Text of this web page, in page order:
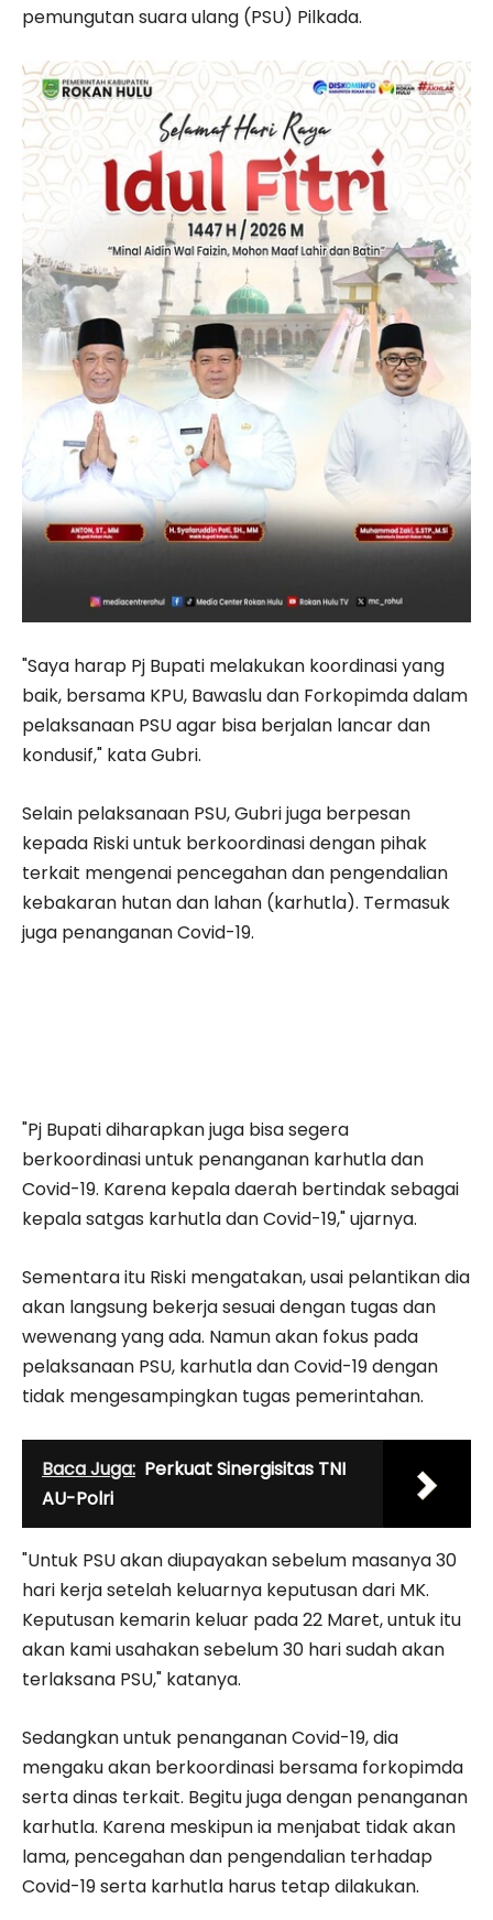
pemungutan suara ulang (PSU) Pilkada.
"Saya harap Pj Bupati melakukan koordinasi yang
baik, bersama KPU, Bawaslu dan Forkopimda dalam
pelaksanaan PSU agar bisa berjalan lancar dan
kondusif," kata Gubri.
Selain pelaksanaan PSU, Gubri juga berpesan
kepada Riski untuk berkoordinasi dengan pihak
terkait mengenai pencegahan dan pengendalian
kebakaran hutan dan lahan (karhutla). Termasuk
juga penanganan Covid-19.
"Pj Bupati diharapkan juga bisa segera
berkoordinasi untuk penanganan karhutla dan
Covid-19. Karena kepala daerah bertindak sebagai
kepala satgas karhutla dan Covid-19," ujarnya.
Sementara itu Riski mengatakan, usai pelantikan dia
akan langsung bekerja sesuai dengan tugas dan
wewenang yang ada. Namun akan fokus pada
pelaksanaan PSU, karhutla dan Covid-19 dengan
tidak mengesampingkan tugas pemerintahan.
Baca Juga: Perkuat Sinergisitas TNI
AU-Polri
"Untuk PSU akan diupayakan sebelum masanya 30
hari kerja setelah keluarnya keputusan dari MK.
Keputusan kemarin keluar pada 22 Maret, untuk itu
akan kami usahakan sebelum 30 hari sudah akan
terlaksana PSU," katanya.
Sedangkan untuk penanganan Covid-19, dia
mengaku akan berkoordinasi bersama forkopimda
serta dinas terkait. Begitu juga dengan penanganan
karhutla. Karena meskipun ia menjabat tidak akan
lama, pencegahan dan pengendalian terhadap
Covid-19 serta karhutla harus tetap dilakukan.